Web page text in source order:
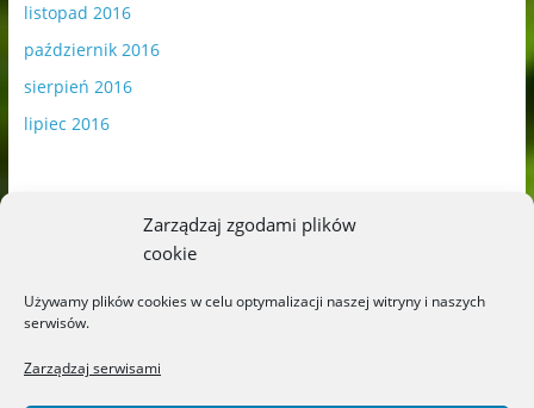
Zarządzaj zgodami plików
cookie
Używamy plików cookies w celu optymalizacji naszej witryny i naszych
serwisów.
Zarządzaj serwisami
listopad 2016
październik 2016
sierpień 2016
lipiec 2016